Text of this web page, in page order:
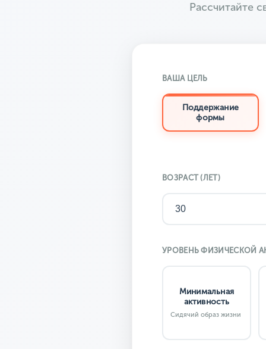
Рассчитайте
ВАША ЦЕЛЬ
Поддержание
формы
ВОЗРАСТ (ЛЕТ)
УРОВЕНЬ ФИЗИЧЕСКОЙ
Минимальная
активность
Сидячий образ жизни